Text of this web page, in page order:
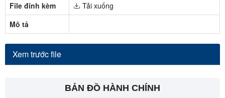
File đính kèm
Tải xuống
Mô tả
Xem trước file
BẢN ĐỒ HÀNH CHÍNH